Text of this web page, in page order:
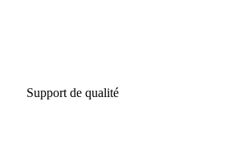
Support de qualité